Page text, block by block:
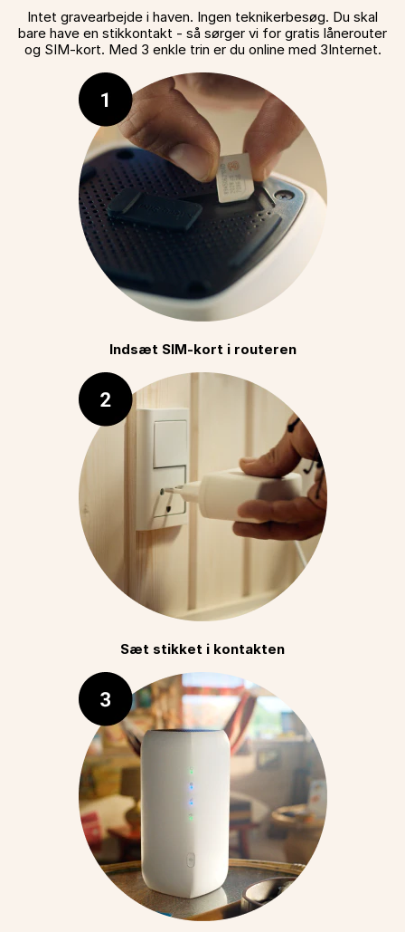
Intet gravearbejde i haven. Ingen teknikerbesøg. Du skal
bare have en stikkontakt - så sørger vi for gratis lånerouter
og SIM-kort. Med 3 enkle trin er du online med 3Internet.
Indsæt SIM-kort i routeren
Sæt stikket i kontakten